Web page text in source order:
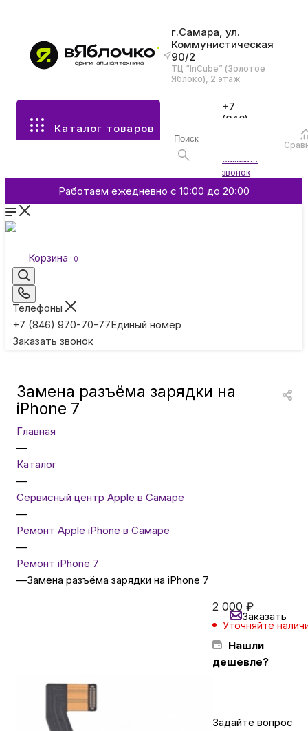
г.Самара, ул.
Коммунистическая
90/2
ТЦ “InCube” (Золотое
Яблоко), 2 этаж
Каталог товаров
+7
(846)
Заказать
звонок
Работаем ежедневно с 10:00 до 20:00
Корзина 0
Телефоны
+7 (846) 970-70-77Единый номер
Заказать звонок
Все разделы каталога
Аксессуары
Смартфоны и гаджеты
Умные кольца
Товары для детей
ТВ и проекторы
Замена разъёма зарядки на
iPhone 7
Главная
—
Каталог
—
Сервисный центр Apple в Самаре
—
Ремонт Apple iPhone в Самаре
—
Ремонт iPhone 7
—Замена разъёма зарядки на iPhone 7
2 000 ₽
Уточняйте
Нашли
дешевле?
Заказать
Задайте вопрос